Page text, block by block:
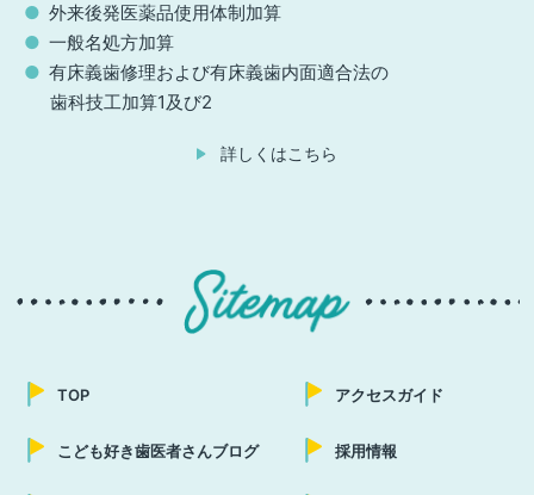
外来後発医薬品使用体制加算
一般名処方加算
有床義歯修理および有床義歯内面適合法の
歯科技工加算1及び2
詳しくはこちら
TOP
こども好き歯医者さんブログ
アクセスガイド
採用情報